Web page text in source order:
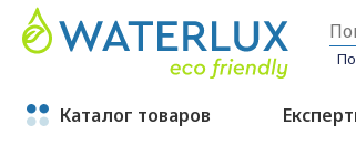
Каталог товаров